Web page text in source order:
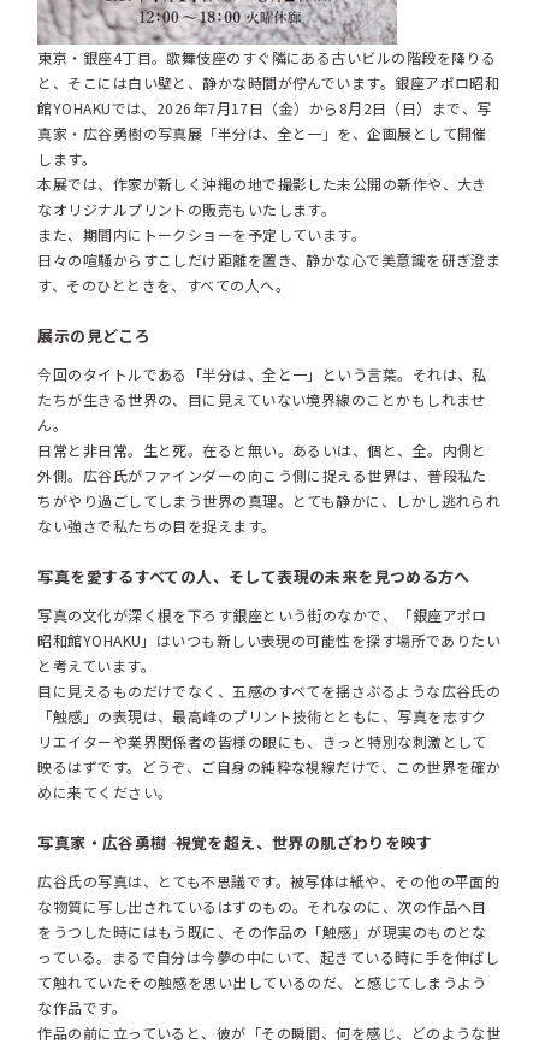
東京・銀座4丁目。歌舞伎座のすぐ隣にある古いビルの階段を降りる
と、そこには白い壁と、静かな時間が佇んでいます。銀座アポロ昭和
館YOHAKUでは、2026年7月17日（金）から8月2日（日）まで、写
真家・広谷勇樹の写真展「半分は、全と一」を、企画展として開催
します。
本展では、作家が新しく沖縄の地で撮影した未公開の新作や、大き
なオリジナルプリントの販売もいたします。
また、期間内にトークショーを予定しています。
日々の喧騒からすこしだけ距離を置き、静かな心で美意識を研ぎ澄ま
す、そのひとときを、すべての人へ。
展示の見どころ
今回のタイトルである「半分は、全と一」という言葉。それは、私
たちが生きる世界の、目に見えていない境界線のことかもしれませ
ん。
日常と非日常。生と死。在ると無い。あるいは、個と、全。内側と
外側。広谷氏がファインダーの向こう側に捉える世界は、普段私た
ちがやり過ごしてしまう世界の真理。とても静かに、しかし逃れられ
ない強さで私たちの目を捉えます。
写真を愛するすべての人、そして表現の未来を見つめる方へ
写真の文化が深く根を下ろす銀座という街のなかで、「銀座アポロ
昭和館YOHAKU」はいつも新しい表現の可能性を探す場所でありたい
と考えています。
目に見えるものだけでなく、五感のすべてを揺さぶるような広谷氏の
「触感」の表現は、最高峰のプリント技術とともに、写真を志すク
リエイターや業界関係者の皆様の眼にも、きっと特別な刺激として
映るはずです。どうぞ、ご自身の純粋な視線だけで、この世界を確か
めに来てください。
写真家・広谷勇樹 ―― 視覚を超え、世界の肌ざわりを映す
広谷氏の写真は、とても不思議です。被写体は紙や、その他の平面的
な物質に写し出されているはずのもの。それなのに、次の作品へ目
をうつした時にはもう既に、その作品の「触感」が現実のものとな
っている。まるで自分は今夢の中にいて、起きている時に手を伸ばし
て触れていたその触感を思い出しているのだ、と感じてしまうよう
な作品です。
作品の前に立っていると、彼が「その瞬間、何を感じ、どのような世